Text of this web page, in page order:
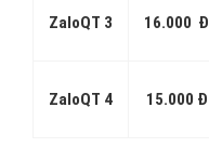
ZaloQT 3 16.000 Đ
ZaloQT 4 15.000 Đ